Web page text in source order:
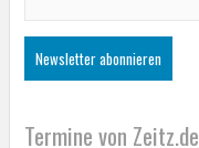
Termine von Zeitz.de